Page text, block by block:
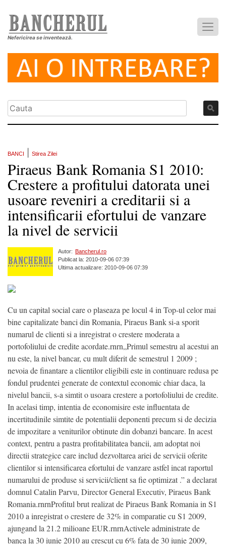
Nefericirea se inventează.
BANCI Stirea Zilei
Piraeus Bank Romania S1 2010:
Crestere a profitului datorata unei
usoare reveniri a creditarii si a
intensificarii efortului de vanzare
la nivel de servicii
Autor: Bancherul.ro
Publicat la: 2010-09-06 07:39
Ultima actualizare: 2010-09-06 07:39
Cu un capital social care o plaseaza pe locul 4 in Top-ul celor mai
bine capitalizate banci din Romania, Piraeus Bank si-a sporit
numarul de clienti si a inregistrat o crestere moderata a
portofoliului de credite acordate.rnrn„Primul semestru al acestui an
nu este, la nivel bancar, cu mult diferit de semestrul 1 2009 ;
nevoia de finantare a clientilor eligibili este in continuare redusa pe
fondul prudentei generate de contextul economic chiar daca, la
nivelul bancii, s-a simtit o usoara crestere a portofoliului de credite.
In acelasi timp, intentia de economisire este influentata de
incertitudinile simtite de potentialii deponenti precum si de decizia
de impozitare a veniturilor obtinute din dobanzi bancare. In acest
context, pentru a pastra profitabilitatea bancii, am adoptat noi
directii strategice care includ dezvoltarea ariei de servicii oferite
clientilor si intensificarea efortului de vanzare astfel incat raportul
numarului de produse si servicii/client sa fie optimizat .” a declarat
domnul Catalin Parvu, Director General Executiv, Piraeus Bank
Romania.rnrnProfitul brut realizat de Piraeus Bank Romania in S1
2010 a inregistrat o crestere de 32% in comparatie cu S1 2009,
ajungand la 21.2 milioane EUR.rnrnActivele administrate de
banca la 30 iunie 2010 au crescut cu 6% fata de 30 iunie 2009,